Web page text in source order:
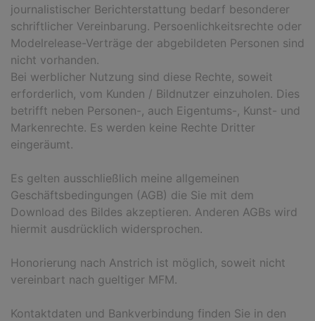
journalistischer Berichterstattung bedarf besonderer
schriftlicher Vereinbarung. Persoenlichkeitsrechte oder
Modelrelease-Verträge der abgebildeten Personen sind
nicht vorhanden.
Bei werblicher Nutzung sind diese Rechte, soweit
erforderlich, vom Kunden / Bildnutzer einzuholen. Dies
betrifft neben Personen-, auch Eigentums-, Kunst- und
Markenrechte. Es werden keine Rechte Dritter
eingeräumt.
Es gelten ausschließlich meine allgemeinen
Geschäftsbedingungen (AGB) die Sie mit dem
Download des Bildes akzeptieren. Anderen AGBs wird
hiermit ausdrücklich widersprochen.
Honorierung nach Anstrich ist möglich, soweit nicht
vereinbart nach gueltiger MFM.
Kontaktdaten und Bankverbindung finden Sie in den